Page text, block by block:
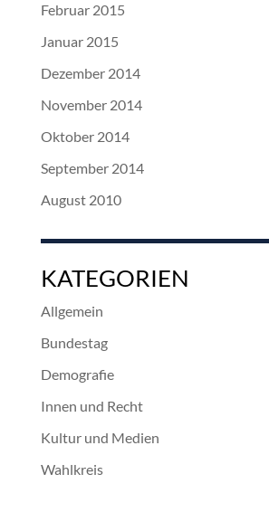
Februar 2015
Januar 2015
Dezember 2014
November 2014
Oktober 2014
September 2014
August 2010
KATEGORIEN
Allgemein
Bundestag
Demografie
Innen und Recht
Kultur und Medien
Wahlkreis